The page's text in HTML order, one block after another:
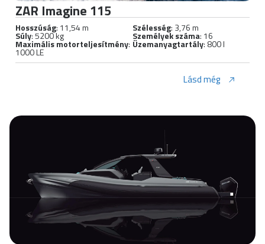
ZAR Imagine 115
Hosszúság: 11,54 m Szélesség: 3,76 m
Súly: 5200 kg Személyek száma: 16
Maximális motorteljesítmény:
1000 LE
Üzemanyagtartály: 800 l
Lásd még